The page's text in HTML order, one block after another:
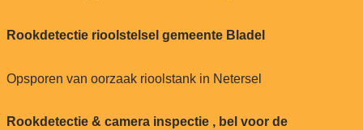
Rookdetectie rioolstelsel gemeente Bladel
Opsporen van oorzaak rioolstank in Netersel
Rookdetectie & camera inspectie , bel voor de